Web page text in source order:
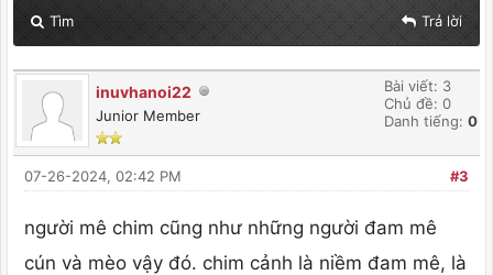
Tìm Trả lời
inuvhanoi22
Junior Member
Bài viết: 3
Chủ đề: 0
Danh tiếng: 0
#3
07-26-2024, 02:42 PM
người mê chim cũng như những người đam mê
cún và mèo vậy đó. chim cảnh là niềm đam mê, là